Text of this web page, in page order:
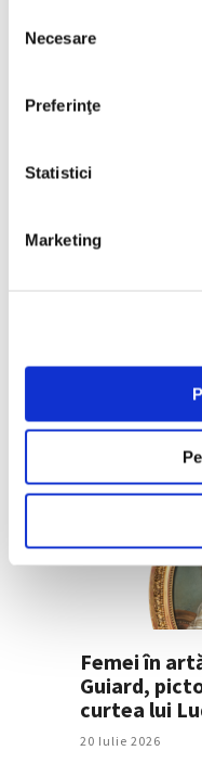
consimțământului
Necesare
Preferinţe
Statistici
Marketing
Femei în
27 Iulie 2026
Femei în
Guiard,
curtea lui
20 Iulie 2026